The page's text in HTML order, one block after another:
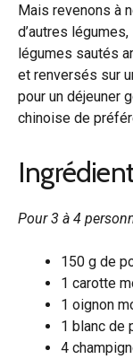
Mais revenons à
d’autres
légumes sautés
et renversés sur
pour un déjeuner
chinoise de
Pour 3 à 4
150 g de
1 carotte
1 oignon
1 blanc de
4